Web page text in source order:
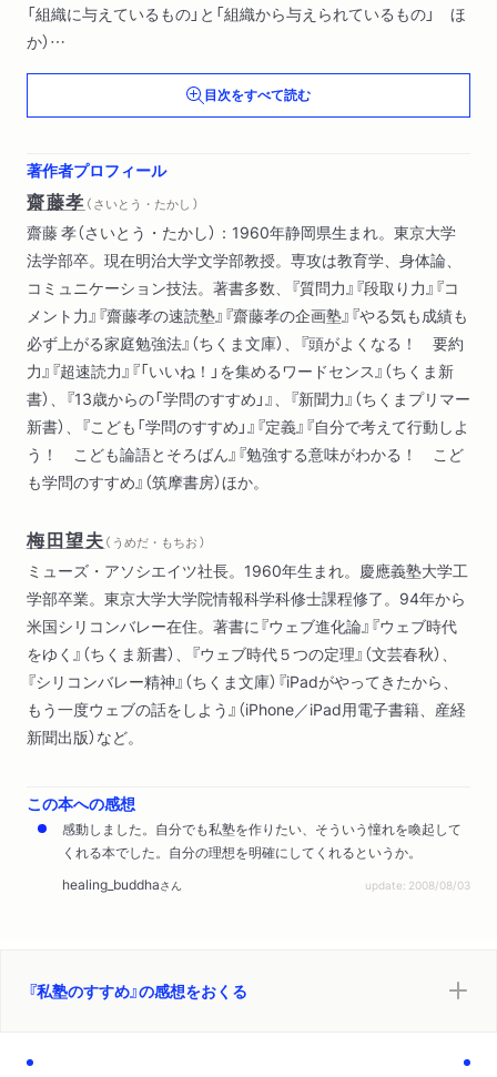
「組織に与えているもの」と「組織から与えられているもの」 ほ
か）
第４章 幸福の条件（生活が作品
「いかに生くべきか」を考えることは無駄か？ ほか）
目次をすべて読む
著作者プロフィール
齋藤孝 （ さいとう・たかし ）
齋藤 孝（さいとう・たかし）：1960年静岡県生まれ。東京大学
法学部卒。現在明治大学文学部教授。専攻は教育学、身体論、
コミュニケーション技法。著書多数、『質問力』『段取り力』『コ
メント力』『齋藤孝の速読塾』『齋藤孝の企画塾』『やる気も成績も
必ず上がる家庭勉強法』（ちくま文庫）、『頭がよくなる！ 要約
力』『超速読力』『「いいね！」を集めるワードセンス』（ちくま新
書）、『13歳からの「学問のすすめ」』、『新聞力』（ちくまプリマー
新書）、『こども「学問のすすめ」』『定義』『自分で考えて行動しよ
う！ こども論語とそろばん』『勉強する意味がわかる！ こど
も学問のすすめ』（筑摩書房）ほか。
梅田望夫（ うめだ・もちお ）
ミューズ・アソシエイツ社長。1960年生まれ。慶應義塾大学工
学部卒業。東京大学大学院情報科学科修士課程修了。94年から
米国シリコンバレー在住。著書に『ウェブ進化論』『ウェブ時代
をゆく』（ちくま新書）、『ウェブ時代５つの定理』（文芸春秋）、
『シリコンバレー精神』（ちくま文庫）『iPadがやってきたから、
もう一度ウェブの話をしよう』（iPhone／iPad用電子書籍、産経
新聞出版）など。
この本への感想
感動しました。自分でも私塾を作りたい、そういう憧れを喚起して
くれる本でした。自分の理想を明確にしてくれるというか。
healing_buddhaさん update: 2008/08/03
『私塾のすすめ』の感想をおくる